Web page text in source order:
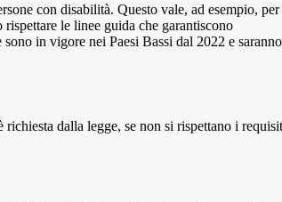
con disabilità. Questo vale, ad esempio, per
le linee guida che garantiscono
in vigore nei Paesi Bassi dal 2022 e saranno
dalla legge, se non si rispettano i